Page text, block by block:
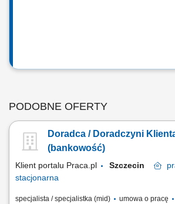
PODOBNE OFERTY
Doradca / Doradczyni
(bankowość)
Klient portalu Praca.pl Szczecin
stacjonarna
specjalista / specjalistka (mid) umowa o pracę